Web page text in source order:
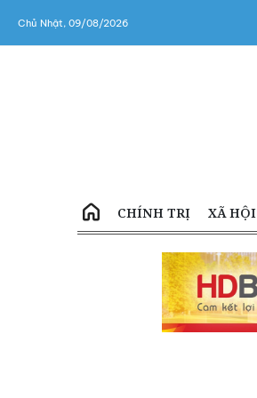
Chủ Nhật, 09/08/2026
CHÍNH TRỊ XÃ HỘI